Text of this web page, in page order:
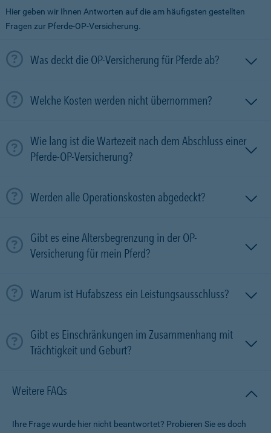
Hier geben wir Ihnen Antworten auf die am häufigsten gestellten
Fragen zur Pferde-OP-Versicherung.
Was deckt die OP-Versicherung für Pferde ab?
Welche Kosten werden nicht übernommen?
Wie lang ist die Wartezeit nach dem Abschluss einer
Pferde-OP-Versicherung?
Werden alle Operationskosten abgedeckt?
Gibt es eine Altersbegrenzung in der OP-
Versicherung für mein Pferd?
Warum ist Hufabszess ein Leistungsausschluss?
Gibt es Einschränkungen im Zusammenhang mit
Trächtigkeit und Geburt?
Weitere FAQs
Ihre Frage wurde hier nicht beantwortet? Probieren Sie es doch